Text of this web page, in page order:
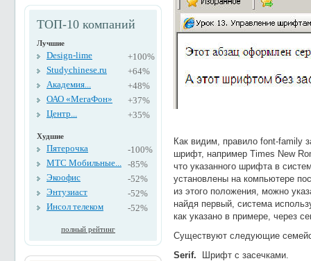
ТОП-10 компаний
Лучшие
Design-lime
+100%
Studychinese.ru
+64%
Академия...
+48%
ОАО «МегаФон»
+37%
Центр...
+35%
Худшие
Пятерочка
-100%
МТС Мобильные... -85%
Экоофис
-52%
Энтузиаст
-52%
Инсол телеком
-52%
полный рейтинг
Как видим, правило font-family
шрифт, например Times New
что указанного шрифта в
установлены на компьютере
из этого положения, можно
найдя первый, система
как указано в примере, через
Существуют следующие
Serif.
Шрифт с засечками.